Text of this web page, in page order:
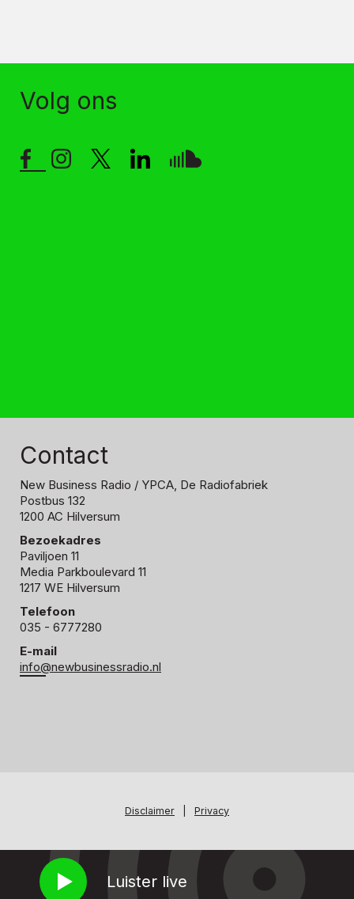
Luister live
Volg ons
Contact
New Business Radio / YPCA, De Radiofabriek
Postbus 132
1200 AC Hilversum
Bezoekadres
Paviljoen 11
Media Parkboulevard 11
1217 WE Hilversum
Telefoon
035 - 6777280
E-mail
info@newbusinessradio.nl
Disclaimer Privacy